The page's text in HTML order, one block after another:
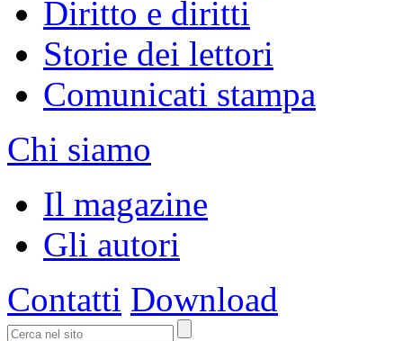
Diritto e diritti
Storie dei lettori
Comunicati stampa
Chi siamo
Il magazine
Gli autori
Contatti Download